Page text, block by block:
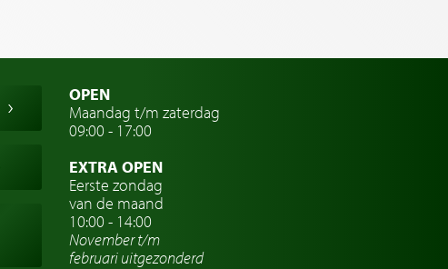
OPEN
Maandag t/m zaterdag
09:00 - 17:00
EXTRA OPEN
Eerste zondag
van de maand
10:00 - 14:00
November t/m
februariuitgezonderd